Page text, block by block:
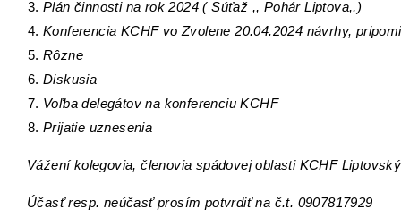
Plán činnosti na rok 2024 ( Súťaž ,, Pohár Liptova,,)
Konferencia KCHF vo Zvolene 20.04.2024 návrhy,
Rôzne
Diskusia
Voľba delegátov na konferenciu KCHF
Prijatie uznesenia
Vážení kolegovia, členovia spádovej oblasti KCHF
Účasť resp. neúčasť prosím potvrdiť na č.t. 0907817929